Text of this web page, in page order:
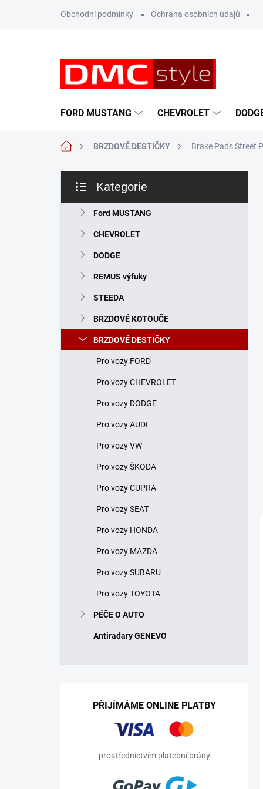
Obchodní podmínky Ochrana osobních údajů
FORD MUSTANG CHEVROLET
Domů BRZDOVÉ DESTIČKY Brake Pads Street
s
e
kategorie
Kategorie
Ford MUSTANG
CHEVROLET
DODGE
REMUS výfuky
STEEDA
BRZDOVÉ KOTOUČE
BRZDOVÉ DESTIČKY
Pro vozy FORD
Pro vozy CHEVROLET
Pro vozy DODGE
Pro vozy AUDI
Pro vozy VW
Pro vozy ŠKODA
Pro vozy CUPRA
Pro vozy SEAT
Pro vozy HONDA
Pro vozy MAZDA
Pro vozy SUBARU
Pro vozy TOYOTA
PÉČE O AUTO
Antiradary GENEVO
PŘIJÍMÁME ONLINE PLATBY
prostřednictvím platební brány